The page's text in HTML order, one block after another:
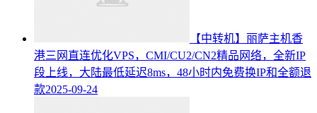
【中转机】丽萨主机香
港三网直连优化VPS，CMI/CU2/CN2精品网络，全新IP
段上线，大陆最低延迟8ms，48小时内免费换IP和全额退
款2025-09-24